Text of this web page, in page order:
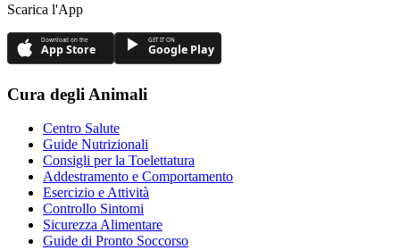
Scarica l'App
Download on the
App Store
GET IT ON
Google Play
Cura degli Animali
Centro Salute
Guide Nutrizionali
Consigli per la Toelettatura
Addestramento e Comportamento
Esercizio e Attività
Controllo Sintomi
Sicurezza Alimentare
Guide di Pronto Soccorso